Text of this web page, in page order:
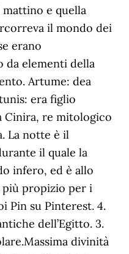
e quella
il mondo dei
erano
da elementi della
Artume: dea
era figlio
Cinira, re mitologico
La notte è il
il quale la
infero, ed è allo
più propizio per i
Pin su Pinterest. 4.
dell’Egitto. 3.
divinità